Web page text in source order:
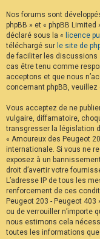
Nos forums sont
phpBB » et « phpBB
déclaré sous la « licence
téléchargé sur le site de
de faciliter les discussions
cas être tenu comme
acceptons et que nous
concernant phpBB,
Vous acceptez de ne
vulgaire, diffamatoire,
transgresser la législation
« Amoureux des Peugeot
internationale. Si vous ne
exposez à un
droit d’avertir votre
L’adresse IP de tous les
renforcement de ces
Peugeot 203 - Peugeot
ou de verrouiller n’importe
nous estimons cela
toutes les informations